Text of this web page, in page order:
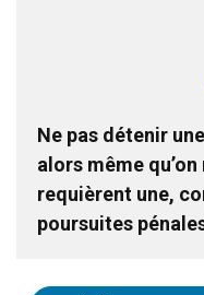
Ne pas détenir
alors même
requièrent une,
poursuites